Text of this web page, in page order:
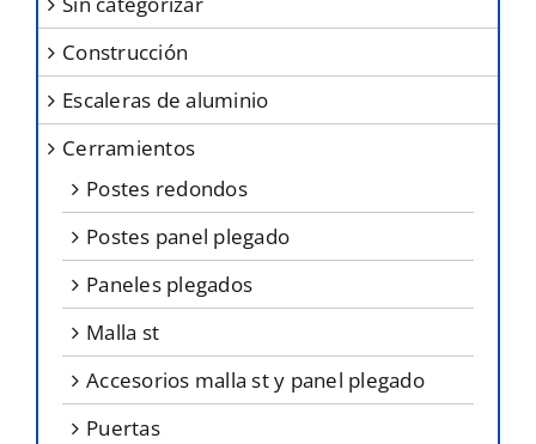
en
la
página
de
producto
construcción
escaleras de aluminio
cerramientos
postes redondos
postes panel plegado
paneles plegados
malla st
accesorios malla st y panel plegado
puertas